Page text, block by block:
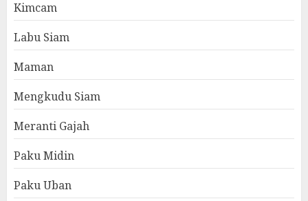
Kimcam
Labu Siam
Maman
Mengkudu Siam
Meranti Gajah
Paku Midin
Paku Uban